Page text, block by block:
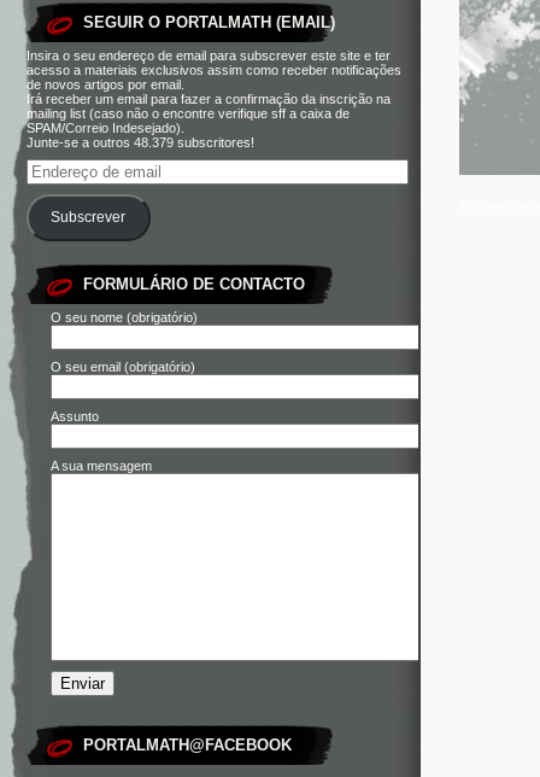
SEGUIR O PORTALMATH (EMAIL)
Insira o seu endereço de email para subscrever este site e ter
acesso a materiais exclusivos assim como receber notificações
de novos artigos por email.
Irá receber um email para fazer a confirmação da inscrição na
mailing list (caso não o encontre verifique sff a caixa de
SPAM/Correio Indesejado).
Junte-se a outros 48.379 subscritores!
Subscrever
FORMULÁRIO DE CONTACTO
O seu nome (obrigatório)
O seu email (obrigatório)
Assunto
A sua mensagem
PORTALMATH@FACEBOOK